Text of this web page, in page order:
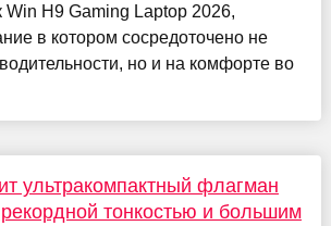
Win H9 Gaming Laptop 2026,
в котором сосредоточено не
но и на комфорте во
ультракомпактный флагман
тонкостью и большим